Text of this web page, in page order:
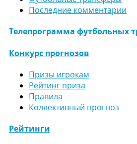
Последние комментарии
Телепрограмма футбольных
Конкурс прогнозов
Призы игрокам
Рейтинг приза
Правила
Коллективный прогноз
Рейтинги